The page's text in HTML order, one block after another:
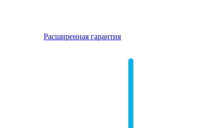
Расширенная гарантия